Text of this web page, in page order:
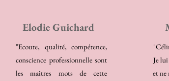
Elodie Guichard
"Ecoute, qualité, compétence,
conscience professionnelle sont
les maitres mots de cette
Je
et ne